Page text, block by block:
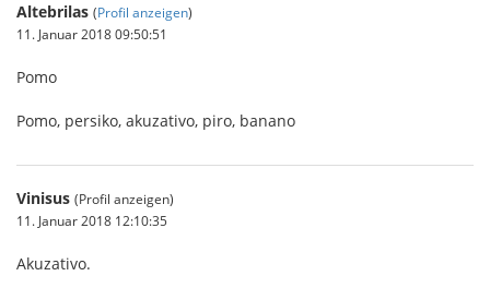
Altebrilas (Profil anzeigen)
11. Januar 2018 09:50:51
Pomo
Pomo, persiko, akuzativo, piro, banano
Vinisus (Profil anzeigen)
11. Januar 2018 12:10:35
Akuzativo.